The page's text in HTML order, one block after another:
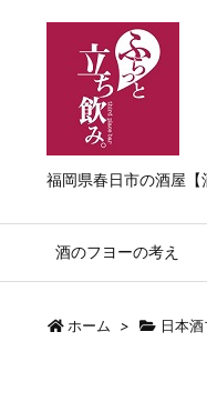
福岡県春日市の酒屋
酒のフヨーの考え
ホーム > 日本